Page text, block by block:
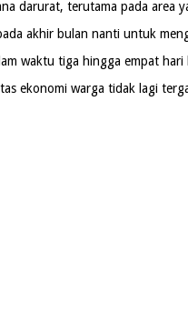
darurat, terutama pada area
akhir bulan nanti untuk
waktu tiga hingga empat hari
ekonomi warga tidak lagi